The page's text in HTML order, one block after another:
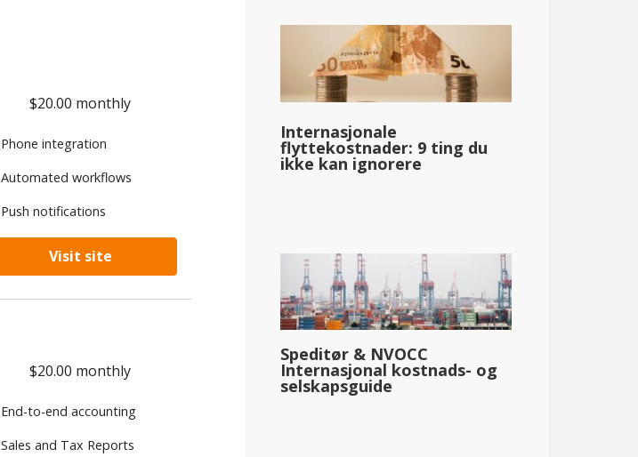
$20.00 monthly
Phone integration
Automated workflows
Push notifications
Visit site
$20.00 monthly
End-to-end accounting
Sales and Tax Reports
Internasjonale
flyttekostnader: 9 ting du
ikke kan ignorere
Speditør & NVOCC
Internasjonal kostnads- og
selskapsguide